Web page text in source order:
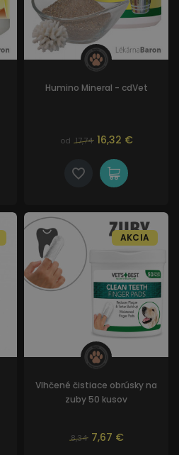
Humino Mineral - cdVet
od 17,74 16,32 €
Vlhčené čistiace obrúsky na
zuby 50 kusov
8,34 7,67 €
AKCIA